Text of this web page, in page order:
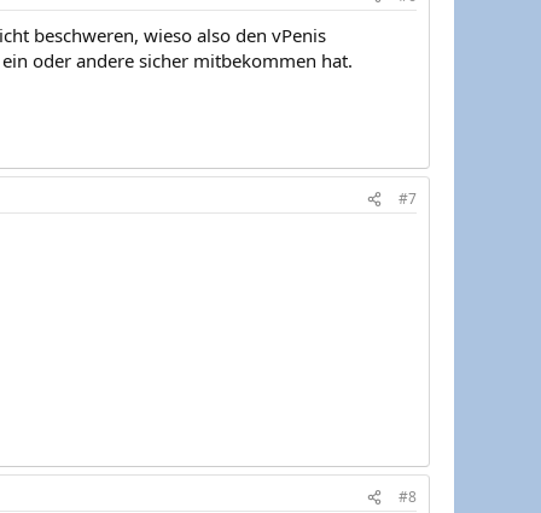
beschweren, wieso also den vPenis
oder andere sicher mitbekommen hat.
#7
#8